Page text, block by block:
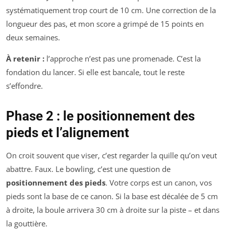
systématiquement trop court de 10 cm. Une correction de la
longueur des pas, et mon score a grimpé de 15 points en
deux semaines.
À retenir : l’approche n’est pas une promenade. C’est la
fondation du lancer. Si elle est bancale, tout le reste
s’effondre.
Phase 2 : le positionnement des
pieds et l’alignement
On croit souvent que viser, c’est regarder la quille qu’on veut
abattre. Faux. Le bowling, c’est une question de
positionnement des pieds. Votre corps est un canon, vos
pieds sont la base de ce canon. Si la base est décalée de 5 cm
à droite, la boule arrivera 30 cm à droite sur la piste – et dans
la gouttière.